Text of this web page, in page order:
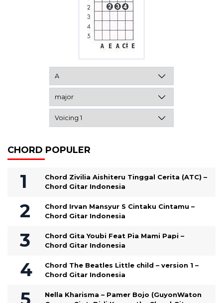
CHORD POPULER
Chord Zivilia Aishiteru Tinggal Cerita (ATC) –
Chord Gitar Indonesia
Chord Irvan Mansyur S Cintaku Cintamu –
Chord Gitar Indonesia
Chord Gita Youbi Feat Pia Mami Papi –
Chord Gitar Indonesia
Chord The Beatles Little child – version 1 –
Chord Gitar Indonesia
Nella Kharisma – Pamer Bojo (GuyonWaton